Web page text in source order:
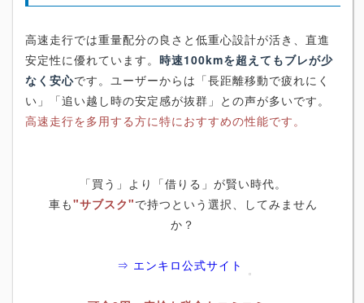
高速走行では重量配分の良さと低重心設計が活き、直進
安定性に優れています。 時速100kmを超えてもブレが少
なく安心です。ユーザーからは「長距離移動で疲れにく
い」「追い越し時の安定感が抜群」との声が多いです。
高速走行を多用する方に特におすすめの性能です。
「買う」より「借りる」が賢い時代。
車も"サブスク"で持つという選択、してみません
か？
⇒ エンキロ公式サイト